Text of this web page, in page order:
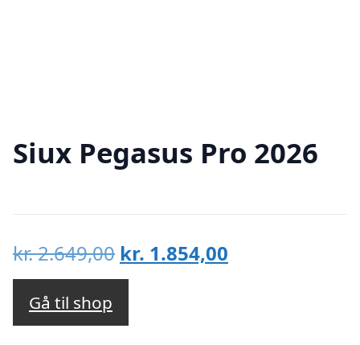
Siux Pegasus Pro 2026
kr.2.649,00 Den
oprindelige
var:
kr. 1.854,00
Gå til shop